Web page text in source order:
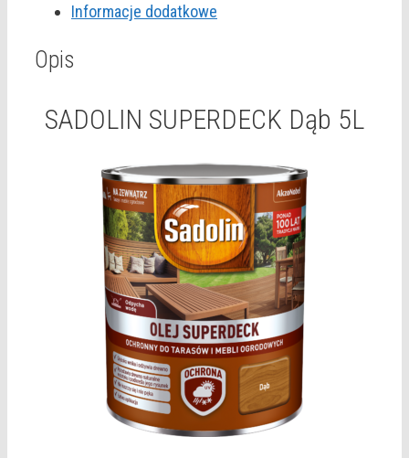
Informacje dodatkowe
Opis
SADOLIN SUPERDECK Dąb 5L